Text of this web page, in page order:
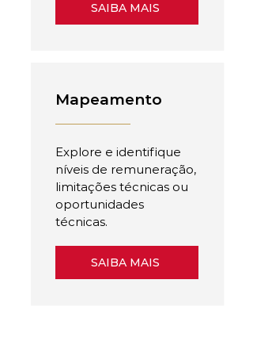
SAIBA MAIS
Mapeamento
Explore e identifique
níveis de remuneração,
limitações técnicas ou
oportunidades
técnicas.
SAIBA MAIS